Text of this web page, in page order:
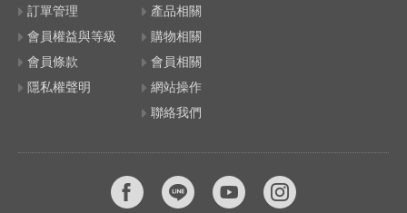
訂單管理
會員權益與等級
會員條款
隱私權聲明
產品相關
購物相關
會員相關
網站操作
聯絡我們